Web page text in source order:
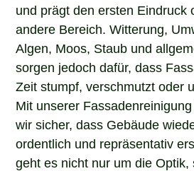
und prägt den ersten Eindruck
andere Bereich. Witterung,
Algen, Moos, Staub und
sorgen jedoch dafür, dass
Zeit stumpf, verschmutzt oder
Mit unserer
wir sicher, dass Gebäude
ordentlich und repräsentativ
geht es nicht nur um die Optik,